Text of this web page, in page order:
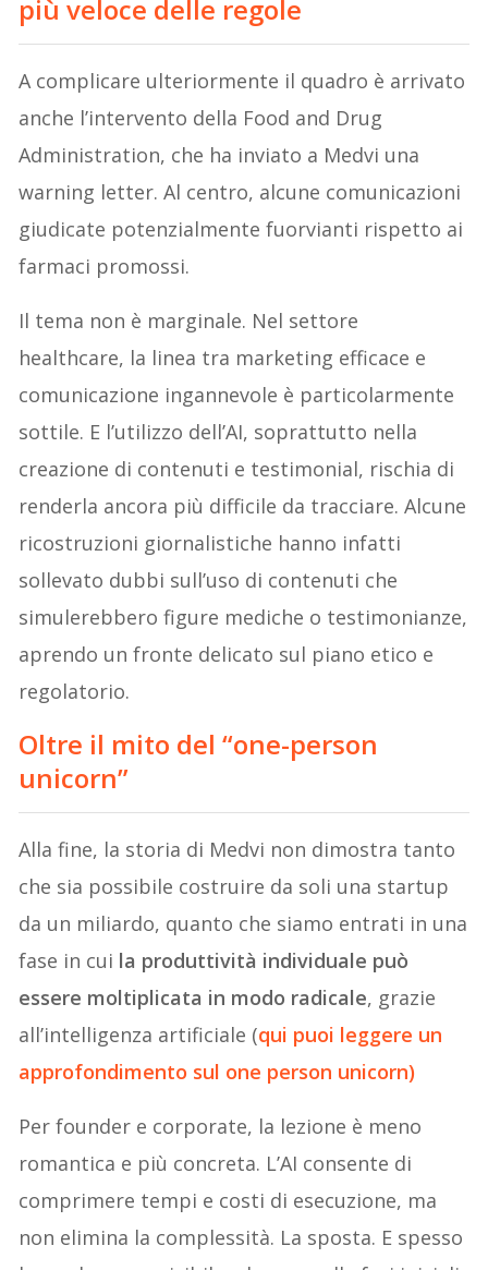
più veloce delle regole
A complicare ulteriormente il quadro è arrivato
anche l’intervento della Food and Drug
Administration, che ha inviato a Medvi una
warning letter. Al centro, alcune comunicazioni
giudicate potenzialmente fuorvianti rispetto ai
farmaci promossi.
Il tema non è marginale. Nel settore
healthcare, la linea tra marketing efficace e
comunicazione ingannevole è particolarmente
sottile. E l’utilizzo dell’AI, soprattutto nella
creazione di contenuti e testimonial, rischia di
renderla ancora più difficile da tracciare. Alcune
ricostruzioni giornalistiche hanno infatti
sollevato dubbi sull’uso di contenuti che
simulerebbero figure mediche o testimonianze,
aprendo un fronte delicato sul piano etico e
regolatorio.
Oltre il mito del “one-person
unicorn”
Alla fine, la storia di Medvi non dimostra tanto
che sia possibile costruire da soli una startup
da un miliardo, quanto che siamo entrati in una
fase in cui la produttività individuale può
essere moltiplicata in modo radicale, grazie
all’intelligenza artificiale (qui puoi leggere un
approfondimento sul one person unicorn)
Per founder e corporate, la lezione è meno
romantica e più concreta. L’AI consente di
comprimere tempi e costi di esecuzione, ma
non elimina la complessità. La sposta. E spesso